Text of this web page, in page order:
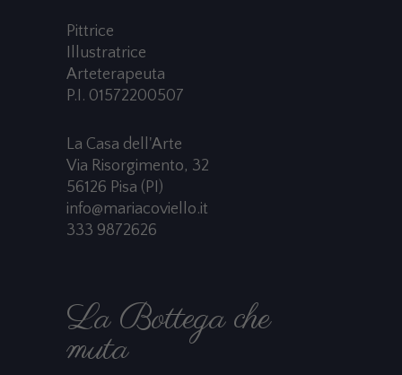
Pittrice
Illustratrice
Arteterapeuta
P.I. 01572200507
La Casa dell'Arte
Via Risorgimento, 32
56126 Pisa (PI)
info@mariacoviello.it
333 9872626
La Bottega che
muta